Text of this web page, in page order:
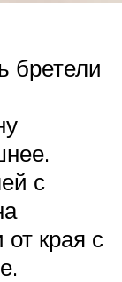
бретели
с
края с